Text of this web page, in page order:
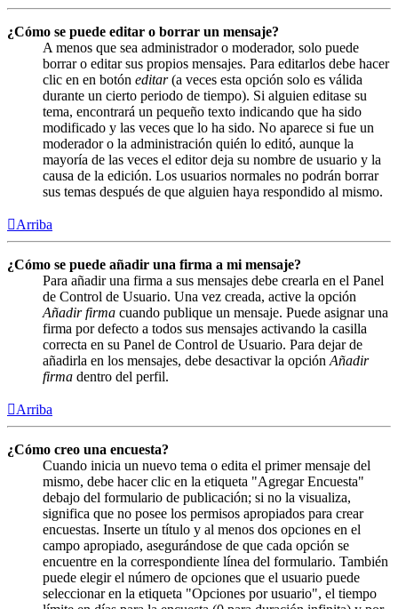
¿Cómo se puede editar o borrar un mensaje?
A menos que sea administrador o moderador, solo puede
borrar o editar sus propios mensajes. Para editarlos debe hacer
clic en en botón editar(a veces esta opción solo es válida
durante un cierto periodo de tiempo). Si alguien editase su
tema, encontrará un pequeño texto indicando que ha sido
modificado y las veces que lo ha sido. No aparece si fue un
moderador o la administración quién lo editó, aunque la
mayoría de las veces el editor deja su nombre de usuario y la
causa de la edición. Los usuarios normales no podrán borrar
sus temas después de que alguien haya respondido al mismo.
Arriba
¿Cómo se puede añadir una firma a mi mensaje?
Para añadir una firma a sus mensajes debe crearla en el Panel
de Control de Usuario. Una vez creada, active la opción
Añadir firma cuando publique un mensaje. Puede asignar una
firma por defecto a todos sus mensajes activando la casilla
correcta en su Panel de Control de Usuario. Para dejar de
añadirla en los mensajes, debe desactivar la opción Añadir
firma dentro del perfil.
Arriba
¿Cómo creo una encuesta?
Cuando inicia un nuevo tema o edita el primer mensaje del
mismo, debe hacer clic en la etiqueta "Agregar Encuesta"
debajo del formulario de publicación; si no la visualiza,
significa que no posee los permisos apropiados para crear
encuestas. Inserte un título y al menos dos opciones en el
campo apropiado, asegurándose de que cada opción se
encuentre en la correspondiente línea del formulario. También
puede elegir el número de opciones que el usuario puede
seleccionar en la etiqueta "Opciones por usuario", el tiempo